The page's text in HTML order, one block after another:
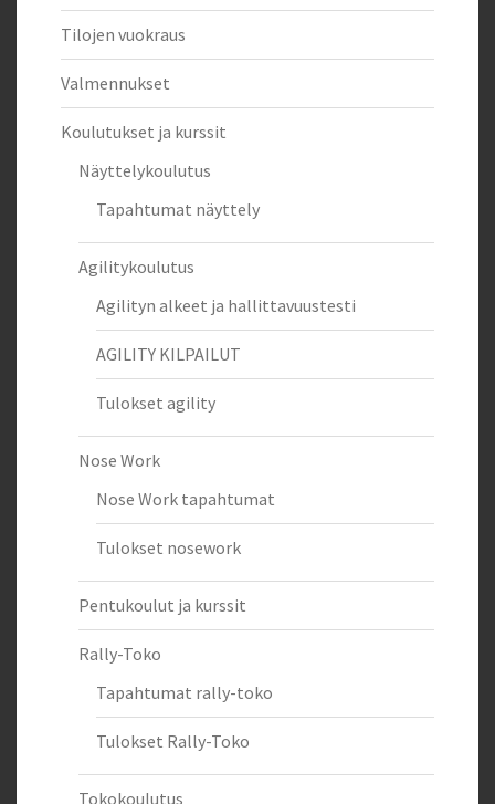
Tilojen vuokraus
Valmennukset
Koulutukset ja kurssit
Näyttelykoulutus
Tapahtumat näyttely
Agilitykoulutus
Agilityn alkeet ja hallittavuustesti
AGILITY KILPAILUT
Tulokset agility
Nose Work
Nose Work tapahtumat
Tulokset nosework
Pentukoulut ja kurssit
Rally-Toko
Tapahtumat rally-toko
Tulokset Rally-Toko
Tokokoulutus